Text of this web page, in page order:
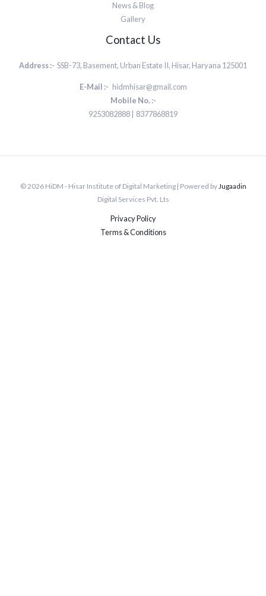
News & Blog
Gallery
Contact Us
Address :- SSB-73, Basement, Urban Estate II, Hisar, Haryana 125001
E-Mail :- hidmhisar@gmail.com
Mobile No. :-
9253082888 | 8377868819
© 2026 HiDM - Hisar Institute of Digital Marketing | Powered byJugaadin
Digital Services Pvt. Lts
Privacy Policy
Terms & Conditions